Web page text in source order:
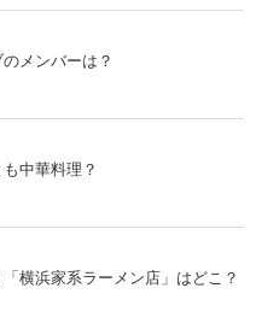
メンバーは？
中華料理？
横浜家系ラーメン店」はどこ？